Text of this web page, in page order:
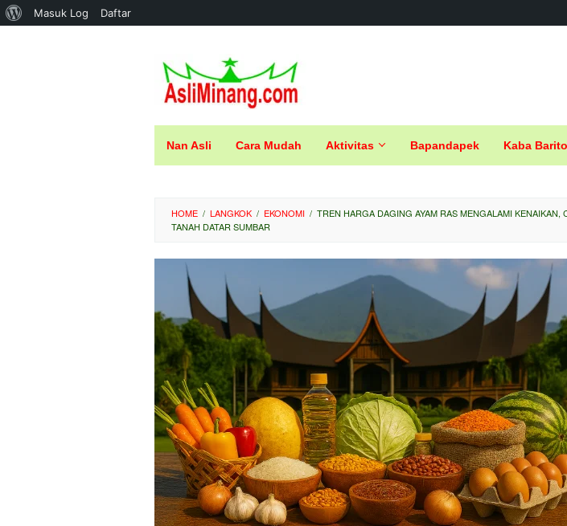
Tentang
Masuk Log Daftar
konten
Nan Asli Cara Mudah Aktivitas Bapandapek Kaba Barito
HOME / LANGKOK / EKONOMI / TREN HARGA DAGING AYAM RAS MENGALAMI
TANAH DATAR SUMBAR